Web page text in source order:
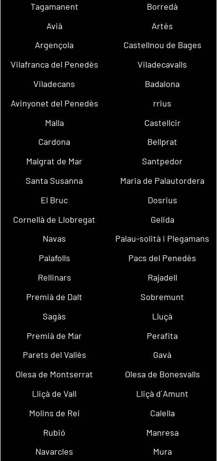
Tagamanent
Borredà
Avià
Artés
Argençola
Castellnou de Bages
Vilafranca del Penedès
Viladecavalls
Viladecans
Badalona
Avinyonet del Penedès
rrius
Malla
Castellcir
Cardona
Bellprat
Malgrat de Mar
Santpedor
Santa Susanna
Maria de Palautordera
El Bruc
Dosrius
Cornellà de Llobregat
Gelida
Navas
Palau-solità i Plegamans
Palafolls
Pacs del Penedès
Rellinars
Rajadell
Premià de Dalt
Sobremunt
Sagàs
Lluçà
Premià de Mar
Perafita
Parets del Vallès
Gavà
Olesa de Montserrat
Olesa de Bonesvalls
Lliçà de Vall
Lliçà d´Amunt
Molins de Rei
Calella
Rubió
Manresa
Navarcles
Mura